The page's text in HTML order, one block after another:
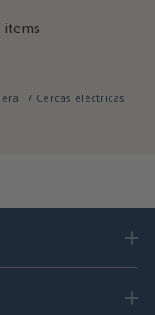
items
Cercas eléctricas